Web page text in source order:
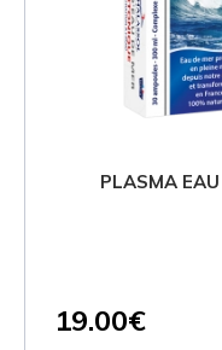
PLASMA
19.00€